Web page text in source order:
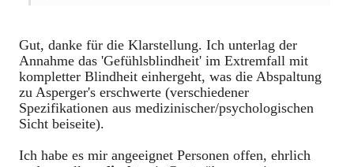
Gut, danke für die Klarstellung. Ich unterlag der
Annahme das 'Gefühlsblindheit' im Extremfall mit
kompletter Blindheit einhergeht, was die Abspaltung
zu Asperger's erschwerte (verschiedener
Spezifikationen aus medizinischer/psychologischen
Sicht beiseite).
Ich habe es mir angeeignet Personen offen, ehrlich